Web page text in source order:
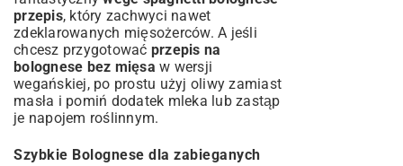
przepis, który zachwyci nawet
zdeklarowanych mięsożerców. A jeśli
chcesz przygotować przepis na
bolognese bez mięsa w wersji
wegańskiej, po prostu użyj oliwy zamiast
masła i pomiń dodatek mleka lub zastąp
je napojem roślinnym.
Szybkie Bolognese dla zabieganych